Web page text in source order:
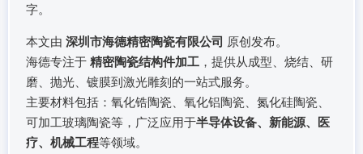
字。
本文由 深圳市海德精密陶瓷有限公司 原创发布。
海德专注于 精密陶瓷结构件加工 ，提供从成型、烧结、研
磨、抛光、镀膜到激光雕刻的一站式服务。
主要材料包括：氧化锆陶瓷、氧化铝陶瓷、氮化硅陶瓷、
可加工玻璃陶瓷等，广泛应用于半导体设备、新能源、医
疗、机械工程等领域。